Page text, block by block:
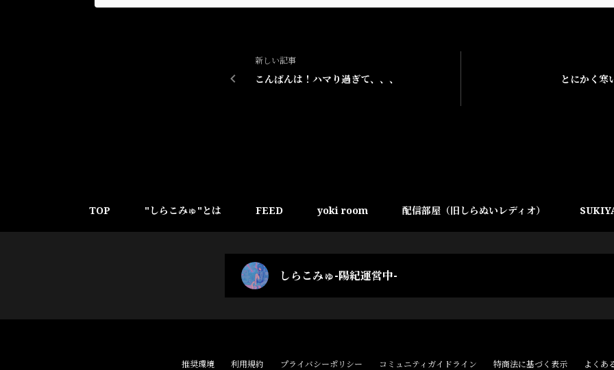
新しい記事
こんばんは！ハマり過ぎて、、、 とにかく寒
TOP "しらこみゅ"とは FEED yoki room 配信部屋（旧しらぬいレディオ）
しらこみゅ-陽紀運営中-
推奨環境 利用規約 プライバシーポリシー コミュニティガイドライン 特商法に基づく表示 よくあ